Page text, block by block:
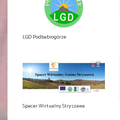
LGD Podbabiogórze
Spacer Wirtualny Stryszawa